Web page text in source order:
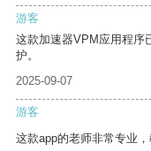
游客
这款加速器VPM应用程序
护。
2025-09-07
游客
这款app的老师非常专业